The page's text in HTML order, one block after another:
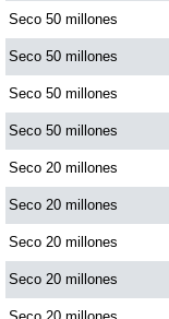
Motilon
Paisita Día
Paisita
Paisita 3
Pick 3 Día
Seco 50 millones
Seco 50 millones
Seco 50 millones
Seco 50 millones
Seco 20 millones
Seco 20 millones
Seco 20 millones
Seco 20 millones